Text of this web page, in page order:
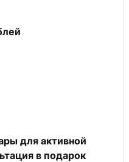
для активной
в подарок